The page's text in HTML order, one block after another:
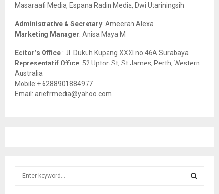
Masaraafi Media, Espana Radin Media, Dwi Utariningsih
Administrative & Secretary: Ameerah Alexa
Marketing Manager: Anisa Maya M
Editor’s Office : Jl. Dukuh Kupang XXXI no.46A Surabaya
Representatif Office: 52 Upton St, St James, Perth, Western
Australia
Mobile:+ 6288901884977
Email: ariefrmedia@yahoo.com